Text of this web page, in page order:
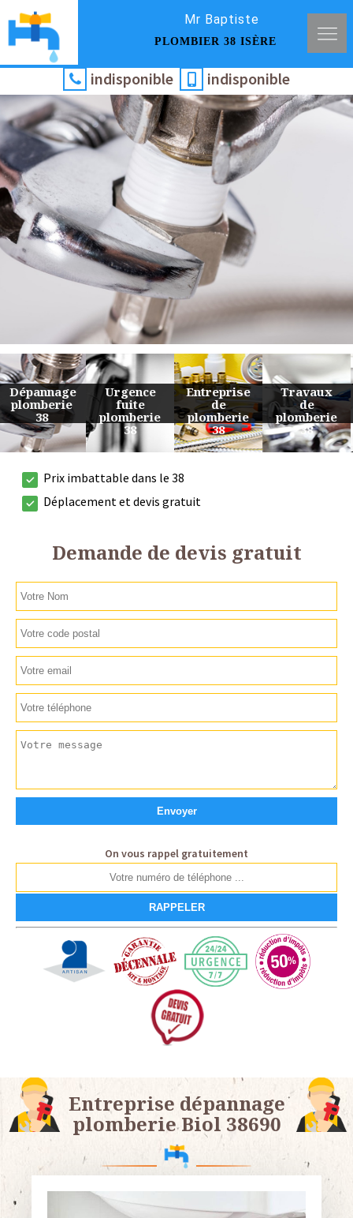
Mr Baptiste
PLOMBIER 38 ISÈRE
indisponible indisponible
Urgence
fuite
plomberie
38
Entreprise
de
plomberie
38
Travaux
de
plomberie
38
Devis
plomberie
38
Prix imbattable dans le 38
Déplacement et devis gratuit
Demande de devis gratuit
On vous rappel gratuitement
Entreprise dépannage
plomberie Biol 38690